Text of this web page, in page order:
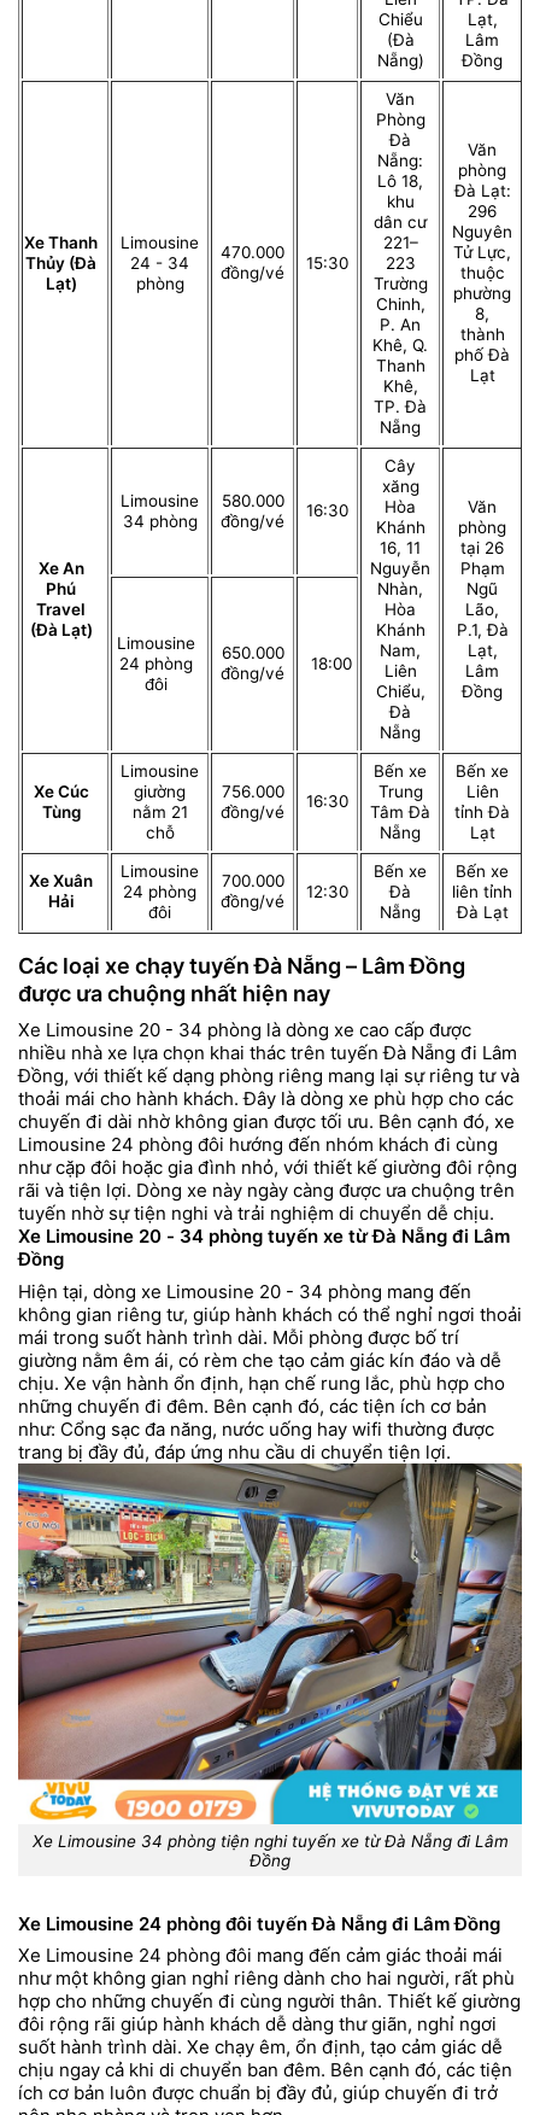
Chiểu
(Đà
Nẵng)
Lạt,
Lâm
Đồng
Xe Thanh
Thủy (Đà
Lạt)
Limousine
24 - 34
phòng
470.000
đồng/vé
15:30
Văn
Phòng
Đà
Nẵng:
Lô 18,
khu
dân cư
221–
223
Trường
Chinh,
P. An
Khê, Q.
Thanh
Khê,
TP. Đà
Nẵng
Văn
phòng
Đà Lạt:
296
Nguyên
Tử Lực,
thuộc
phường
8,
thành
phố Đà
Lạt
Xe An
Phú
Travel
(Đà Lạt)
Limousine
34 phòng
580.000
đồng/vé
16:30
Cây
xăng
Hòa
Khánh
16, 11
Nguyễn
Nhàn,
Hòa
Khánh
Nam,
Liên
Chiểu,
Đà
Nẵng
Văn
phòng
tại 26
Phạm
Ngũ
Lão,
P.1, Đà
Lạt,
Lâm
Đồng
Limousine
24 phòng
đôi
650.000
đồng/vé
18:00
Xe Cúc
Tùng
Limousine
giường
nằm 21
chỗ
756.000
đồng/vé
16:30
Bến xe
Trung
Tâm Đà
Nẵng
Bến xe
Liên
tỉnh Đà
Lạt
Xe Xuân
Hải
Limousine
24 phòng
đôi
700.000
đồng/vé
12:30
Bến xe
Đà
Nẵng
Bến xe
liên tỉnh
Đà Lạt
Các loại xe chạy tuyến Đà Nẵng – Lâm Đồng
được ưa chuộng nhất hiện nay
Xe Limousine 20 - 34 phòng là dòng xe cao cấp được
nhiều nhà xe lựa chọn khai thác trên tuyến Đà Nẵng đi Lâm
Đồng, với thiết kế dạng phòng riêng mang lại sự riêng tư và
thoải mái cho hành khách. Đây là dòng xe phù hợp cho các
chuyến đi dài nhờ không gian được tối ưu. Bên cạnh đó, xe
Limousine 24 phòng đôi hướng đến nhóm khách đi cùng
như cặp đôi hoặc gia đình nhỏ, với thiết kế giường đôi rộng
rãi và tiện lợi. Dòng xe này ngày càng được ưa chuộng trên
tuyến nhờ sự tiện nghi và trải nghiệm di chuyển dễ chịu.
Xe Limousine 20 - 34 phòng tuyến xe từ Đà Nẵng đi Lâm
Đồng
Hiện tại, dòng xe Limousine 20 - 34 phòng mang đến
không gian riêng tư, giúp hành khách có thể nghỉ ngơi thoải
mái trong suốt hành trình dài. Mỗi phòng được bố trí
giường nằm êm ái, có rèm che tạo cảm giác kín đáo và dễ
chịu. Xe vận hành ổn định, hạn chế rung lắc, phù hợp cho
những chuyến đi đêm. Bên cạnh đó, các tiện ích cơ bản
như: Cổng sạc đa năng, nước uống hay wifi thường được
trang bị đầy đủ, đáp ứng nhu cầu di chuyển tiện lợi.
Xe Limousine 34 phòng tiện nghi tuyến xe từ Đà Nẵng đi Lâm
Đồng
Xe Limousine 24 phòng đôi tuyến Đà Nẵng đi Lâm Đồng
Xe Limousine 24 phòng đôi mang đến cảm giác thoải mái
như một không gian nghỉ riêng dành cho hai người, rất phù
hợp cho những chuyến đi cùng người thân. Thiết kế giường
đôi rộng rãi giúp hành khách dễ dàng thư giãn, nghỉ ngơi
suốt hành trình dài. Xe chạy êm, ổn định, tạo cảm giác dễ
chịu ngay cả khi di chuyển ban đêm. Bên cạnh đó, các tiện
ích cơ bản luôn được chuẩn bị đầy đủ, giúp chuyến đi trở